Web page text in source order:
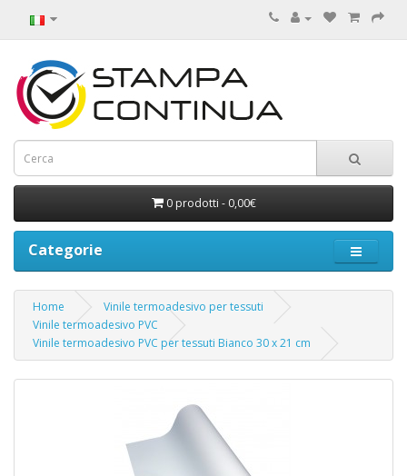
0 prodotti - 0,00€
Categorie
Home
Vinile termoadesivo per tessuti
Vinile termoadesivo PVC
Vinile termoadesivo PVC per tessuti Bianco 30 x 21 cm